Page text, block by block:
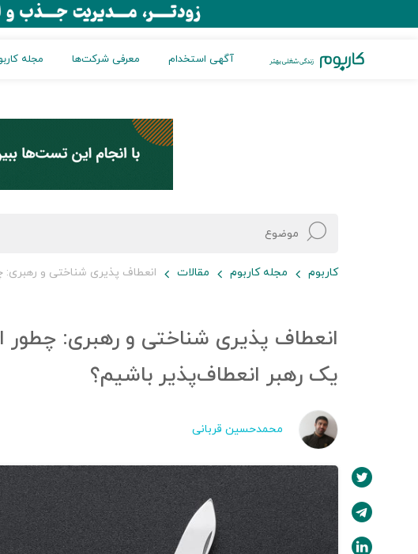
آگهی استخدام معرفی شرکت‌ها مجله
کاربوم مجله کاربوم مقالات انعطاف پذیری شناختی و رهبری:
انعطاف پذیری شناختی و رهبری: چطور
یک رهبر انعطاف‌پذیر باشیم؟
محمدحسین قربانی